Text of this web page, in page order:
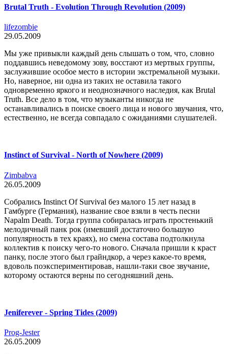
Brutal Truth - Evolution Through Revolution (2009)
lifezombie
29.05.2009
Мы уже привыкли каждый день слышать о том, что, словно
поддавшись неведомому зову, восстают из мертвых группы,
заслужившие особое место в истории экстремальной музыки.
Но, наверное, ни одна из таких не оставила такого
одновременно яркого и неоднозначного наследия, как Brutal
Truth. Все дело в том, что музыканты никогда не
останавливались в поиске своего лица и нового звучания, что,
естественно, не всегда совпадало с ожиданиями слушателей.
Instinct of Survival - North of Nowhere (2009)
Zimbabva
26.05.2009
Собрались Instinct Of Survival без малого 15 лет назад в
Гамбурге (Германия), название свое взяли в честь песни
Napalm Death. Тогда группа собиралась играть простенький
мелодичный панк рок (имевший достаточно большую
популярность в тех краях), но смена состава подтолкнула
коллектив к поиску чего-то нового. Сначала пришли к краст
панку, после этого был грайндкор, а через какое-то время,
вдоволь поэкспериментировав, нашли-таки свое звучание,
которому остаются верны по сегодняшний день.
Jeniferever - Spring Tides (2009)
Prog-Jester
26.05.2009